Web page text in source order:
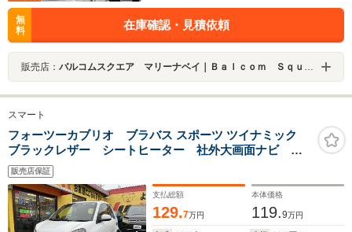
無
料
在庫確認・見積依頼
販売店： バルコムスクエア マリーナベイ｜Ｂａｌｃｏｍ Ｓｑｕａｒｅ Ｍａｒｉｎａ Ｂａｙ
スマート
フォーツーカブリオ ブラバス スポーツ ツイナミック
ブラックレザー シートヒーター 社外大画面ナビ
TV TVキット レーンキープアシスト 最終整備記録R7
有り スペアーキー
販売店保証
支払総額
129.7万円
本体価格
119.9万円